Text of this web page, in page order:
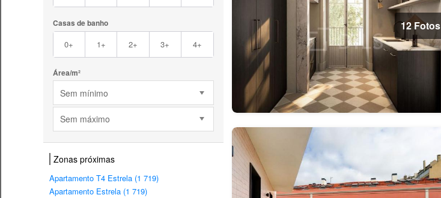
Casas de banho
0+ 1+ 2+ 3+ 4+
Área/m²
Sem mínimo
Sem máximo
Zonas próximas
Apartamento T4 Estrela (1 719)
Apartamento Estrela (1 719)
12 Fotos